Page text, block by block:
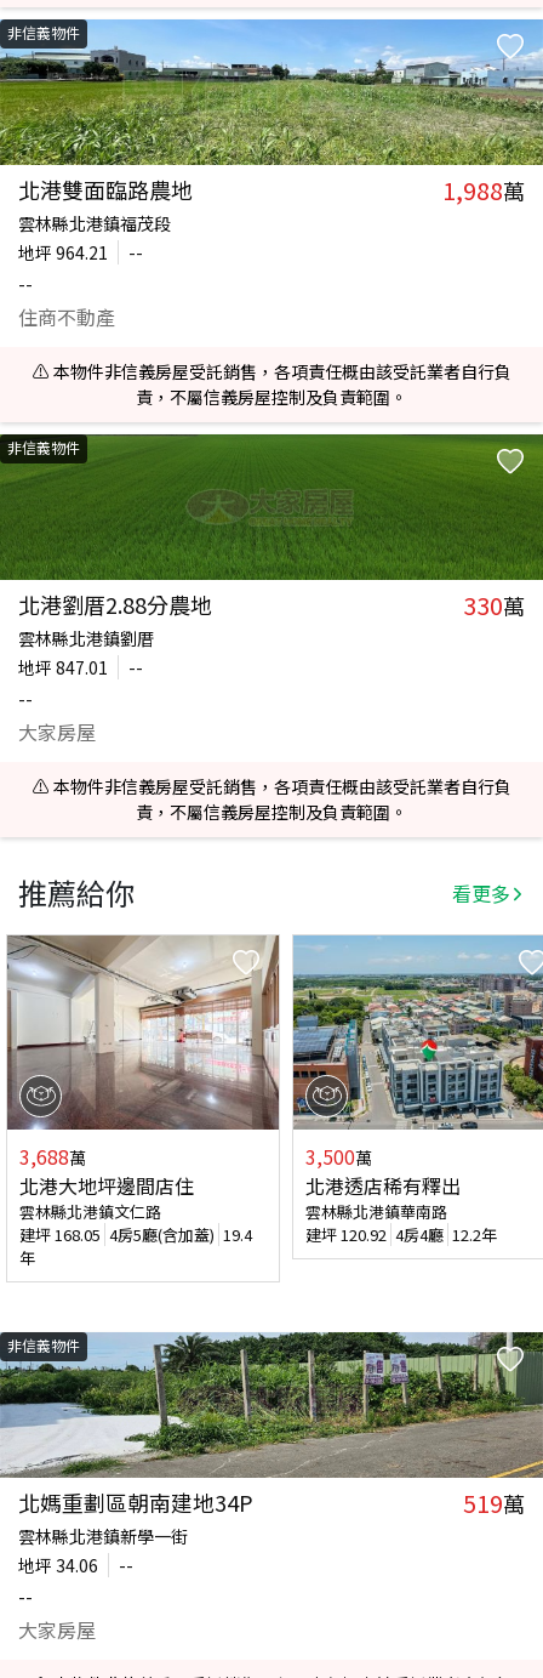
非信義物件
北港雙面臨路農地 1,988萬
雲林縣北港鎮福茂段
地坪 964.21
--
--
住商不動產
⚠️ 本物件非信義房屋受託銷售，各項責任概由該受託業者自行負
責，不屬信義房屋控制及負責範圍。
非信義物件
北港劉厝2.88分農地 330萬
雲林縣北港鎮劉厝
地坪 847.01
--
--
大家房屋
⚠️ 本物件非信義房屋受託銷售，各項責任概由該受託業者自行負
責，不屬信義房屋控制及負責範圍。
推薦給你 看更多
3,688萬
北港大地坪邊間店住
雲林縣北港鎮文仁路
建坪168.05 4房5廳(含加蓋) 19.4
年
3,500萬
北港透店稀有釋出
雲林縣北港鎮華南路
建坪120.92 4房4廳 12.2年
非信義物件
北媽重劃區朝南建地34P 519萬
雲林縣北港鎮新學一街
地坪 34.06
--
--
大家房屋